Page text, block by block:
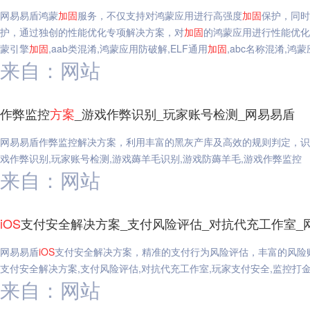
网易易盾鸿蒙加固服务，不仅支持对鸿蒙应用进行高强度加固保护，同
护，通过独创的性能优化专项解决方案，对加固的鸿蒙应用进行性能优
蒙引擎加固,aab类混淆,鸿蒙应用防破解,ELF通用加固,abc名称混淆,鸿
来自：网站
作弊监控方案 _游戏作弊识别_玩家账号检测_网易易盾
网易易盾作弊监控解决方案，利用丰富的黑灰产库及高效的规则判定，
戏作弊识别,玩家账号检测,游戏薅羊毛识别,游戏防薅羊毛,游戏作弊监控
来自：网站
iOS支付安全解决方案_支付风险评估_对抗代充工作室_
网易易盾iOS支付安全解决方案，精准的支付行为风险评估，丰富的风
支付安全解决方案,支付风险评估,对抗代充工作室,玩家支付安全,监控打
来自：网站